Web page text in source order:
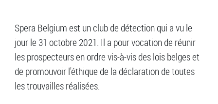
Spera Belgium est un club de détection qui a vu le
jour le 31 octobre 2021. Il a pour vocation de réunir
les prospecteurs en ordre vis-à-vis des lois belges et
de promouvoir l'éthique de la déclaration de toutes
les trouvailles réalisées.